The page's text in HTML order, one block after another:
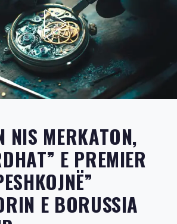
NIS MERKATON,
E PREMIER
E BORUSSIA